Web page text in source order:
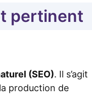
pertinent
(SEO). Il s’agit
production de